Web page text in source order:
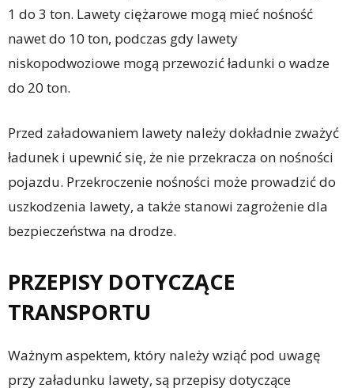
1 do 3 ton. Lawety ciężarowe mogą mieć nośność
nawet do 10 ton, podczas gdy lawety
niskopodwoziowe mogą przewozić ładunki o wadze
do 20 ton.
Przed załadowaniem lawety należy dokładnie zważyć
ładunek i upewnić się, że nie przekracza on nośności
pojazdu. Przekroczenie nośności może prowadzić do
uszkodzenia lawety, a także stanowi zagrożenie dla
bezpieczeństwa na drodze.
PRZEPISY DOTYCZĄCE
TRANSPORTU
Ważnym aspektem, który należy wziąć pod uwagę
przy załadunku lawety, są przepisy dotyczące